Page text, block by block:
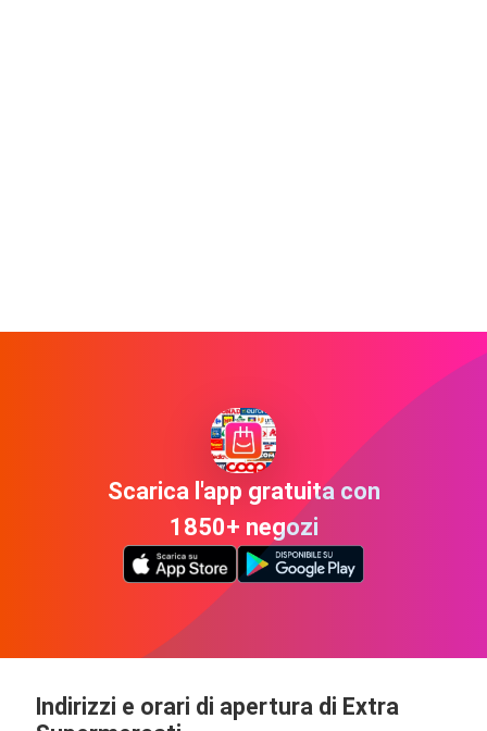
Scarica l'app gratuita con
1850+ negozi
Indirizzi e orari di apertura di Extra